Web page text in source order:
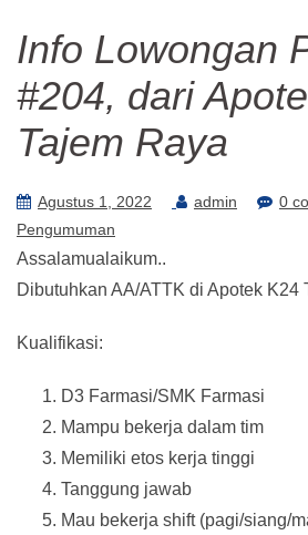
Info Lowongan
#204, dari
Tajem Raya
Agustus 1, 2022 admin
0
Pengumuman
Assalamualaikum..
Dibutuhkan AA/ATTK di Apotek K24
Kualifikasi:
D3 Farmasi/SMK Farmasi
Mampu bekerja dalam tim
Memiliki etos kerja tinggi
Tanggung jawab
Mau bekerja shift (pagi/siang/